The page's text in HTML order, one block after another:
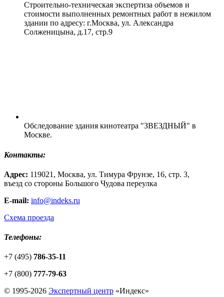
Строительно-техническая экспертиза объемов и
стоимости выполненных ремонтных работ в нежилом
здании по адресу: г.Москва, ул. Александра
Солженицына, д.17, стр.9
Обследование здания кинотеатра "ЗВЕЗДНЫЙ" в
Москве.
Контакты:
Адрес: 119021, Москва, ул. Тимура Фрунзе, 16, стр. 3,
въезд со стороны Большого Чудова переулка
E-mail: info@indeks.ru
Схема проезда
Телефоны:
+7 (495) 786-35-11
+7 (800) 777-79-63
© 1995-2026 Экспертный центр «Индекс»